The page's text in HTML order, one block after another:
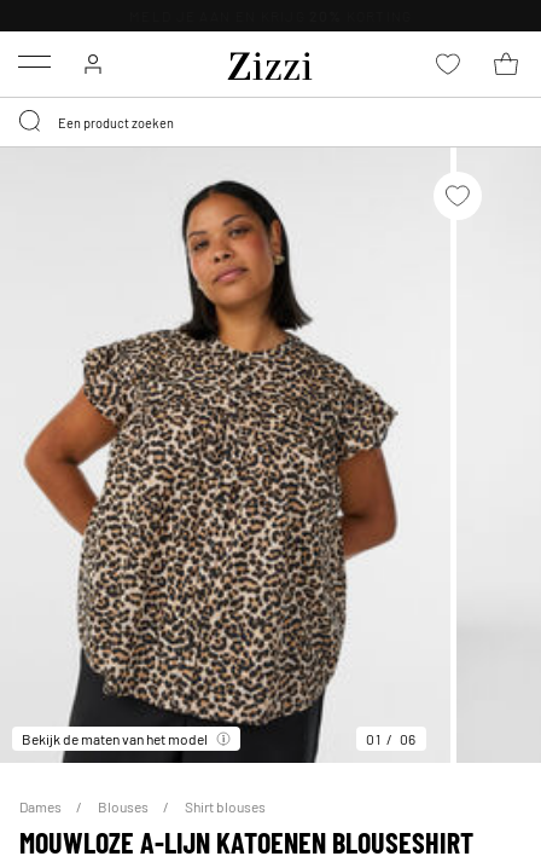
Menu
Bekijk de maten van het model 01 06
Dames Blouses Shirt blouses
MOUWLOZE A-LIJN KATOENEN BLOUSESHIRT